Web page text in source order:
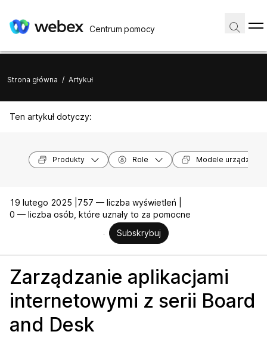
Centrum pomocy
Strona główna / Artykuł
Ten artykuł dotyczy:
Produkty Role Modele urządzeń
19 lutego 2025 | 757 — liczba wyświetleń |
0 — liczba osób, które uznały to za pomocne
Subskrybuj
Zarządzanie aplikacjami
internetowymi z serii Board
and Desk